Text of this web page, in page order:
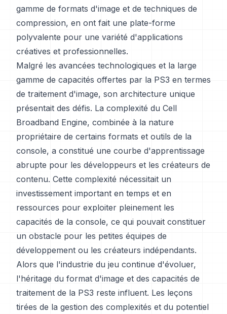
gamme de formats d'image et de techniques de
compression, en ont fait une plate-forme
polyvalente pour une variété d'applications
créatives et professionnelles.
Malgré les avancées technologiques et la large
gamme de capacités offertes par la PS3 en termes
de traitement d'image, son architecture unique
présentait des défis. La complexité du Cell
Broadband Engine, combinée à la nature
propriétaire de certains formats et outils de la
console, a constitué une courbe d'apprentissage
abrupte pour les développeurs et les créateurs de
contenu. Cette complexité nécessitait un
investissement important en temps et en
ressources pour exploiter pleinement les
capacités de la console, ce qui pouvait constituer
un obstacle pour les petites équipes de
développement ou les créateurs indépendants.
Alors que l'industrie du jeu continue d'évoluer,
l'héritage du format d'image et des capacités de
traitement de la PS3 reste influent. Les leçons
tirées de la gestion des complexités et du potentiel